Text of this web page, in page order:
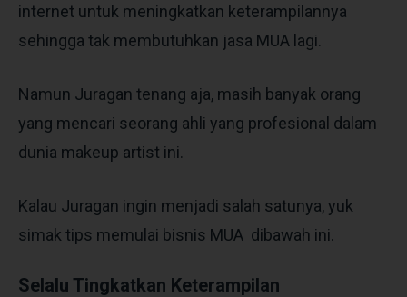
internet untuk meningkatkan keterampilannya
sehingga tak membutuhkan jasa MUA lagi.
Namun Juragan tenang aja, masih banyak orang
yang mencari seorang ahli yang profesional dalam
dunia makeup artist ini.
Kalau Juragan ingin menjadi salah satunya, yuk
simak tips memulai bisnis MUA dibawah ini.
Selalu Tingkatkan Keterampilan